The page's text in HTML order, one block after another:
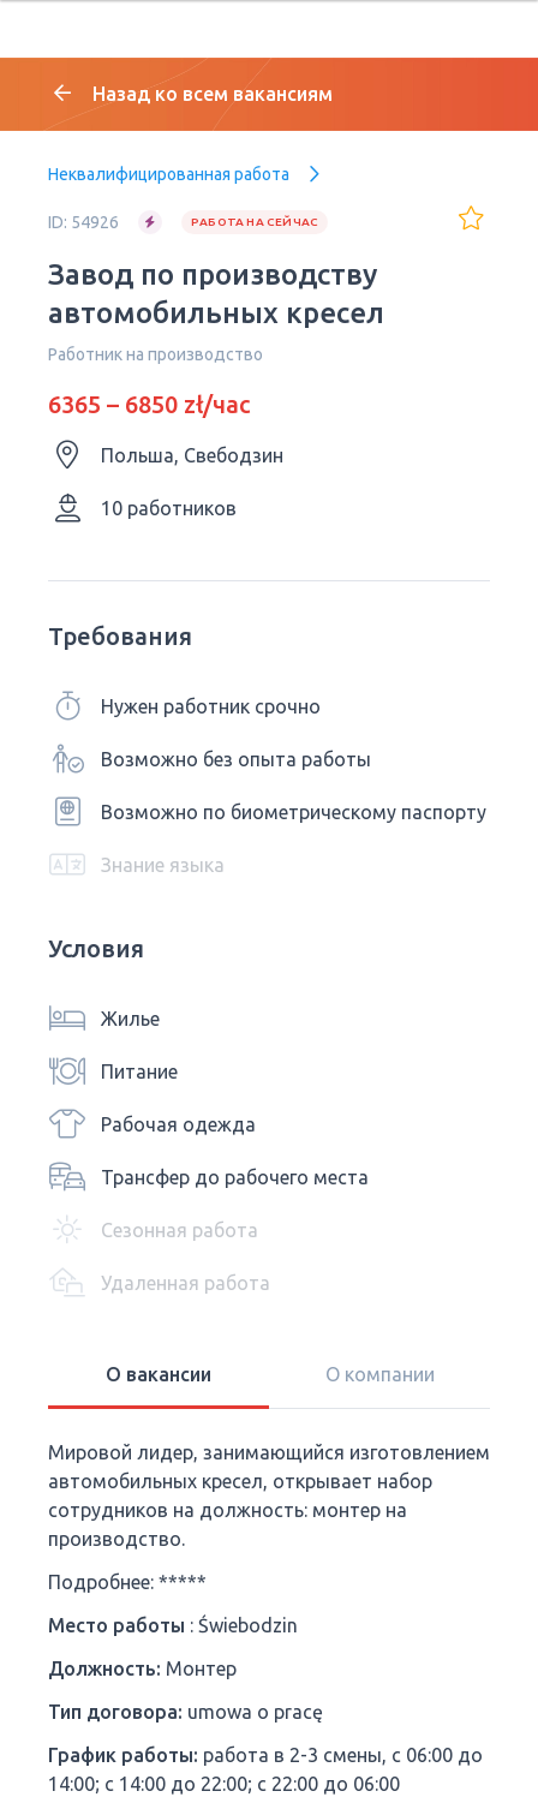
Назад ко всем вакансиям
Неквалифицированная работа
ID: 54926 РАБОТА НА СЕЙЧАС
Завод по производству
автомобильных кресел
Работник на производство
6365 – 6850 zł/час
Польша, Свебодзин
10 работников
Требования
Нужен работник срочно
Возможно без опыта работы
Возможно по биометрическому паспорту
Знание языка
Условия
Жилье
Питание
Рабочая одежда
Трансфер до рабочего места
Сезонная работа
Удаленная работа
О вакансии О компании
Мировой лидер, занимающийся изготовлением
автомобильных кресел, открывает набор
сотрудников на должность: монтер на
производство.
Подробнее: *****
Место работы : Świebodzin
Должность: Монтер
Тип договора: umowa o pracę
График работы: работа в 2-3 смены, с 06:00 до
14:00; с 14:00 до 22:00; с 22:00 до 06:00